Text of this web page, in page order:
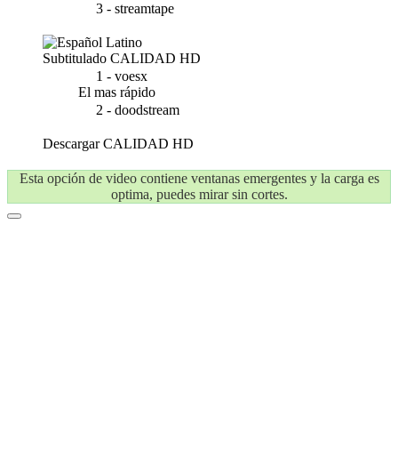
3 - streamtape
Subtitulado CALIDAD HD
1 - voesx
El mas rápido
2 - doodstream
DescargarCALIDAD HD
Esta opción de video contiene ventanas emergentes y la carga es
optima, puedes mirar sin cortes.